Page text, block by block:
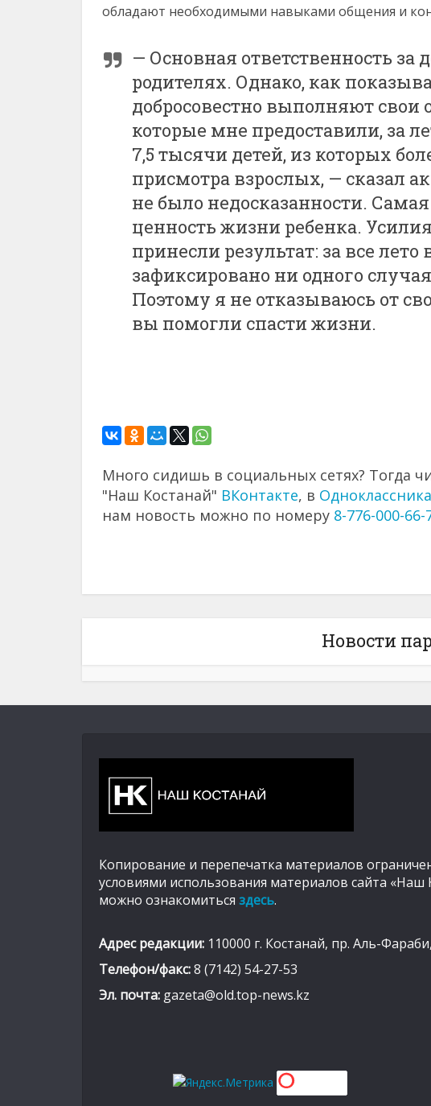
обладают необходимыми навыками общения и
— Основная ответственность за
родителях. Однако, как
добросовестно выполняют
которые мне предоставили, за
7,5 тысячи детей, из которых
присмотра взрослых, — сказал
не было недосказанности.
ценность жизни ребенка.
принесли результат: за все лето
зафиксировано ни одного
Поэтому я не отказываюсь от
вы помогли спасти жизни.
Много сидишь в социальных сетях? Тогда
"Наш Костанай" ВКонтакте, в
нам новость можно по номеру 8-776-000-66-
Новости
Копирование и перепечатка материалов
условиями использования материалов сайта «Наш
можно ознакомиться здесь.
Адрес редакции: 110000 г. Костанай, пр. Аль-
Телефон/факс:8 (7142) 54-27-53
Эл. почта: gazeta@old.top-news.kz